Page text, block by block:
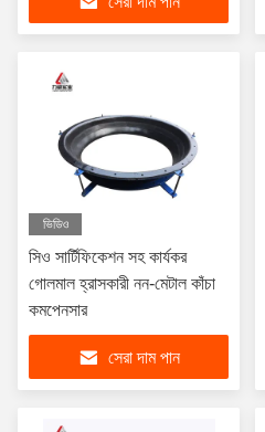
ভিডিও
সিও সার্টিফিকেশন সহ কার্যকর
গোলমাল হ্রাসকারী নন-মেটাল কাঁচা
কমপেনসার
সেরা দাম পান